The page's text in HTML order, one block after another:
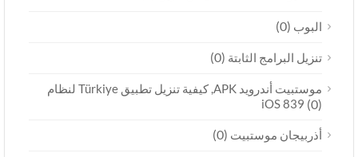
البوب(0)
تنزيل البرامج الثابتة(0)
موستبيت أندرويد APK, كيفية تنزيل تطبيق Türkiye لنظام
iOS 839(0)
أذربيجان موستبيت(0)